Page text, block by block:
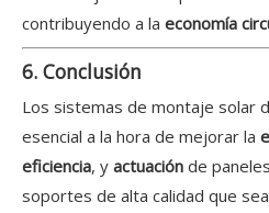
contribuyendo a la economía
6. Conclusión
Los sistemas de montaje solar
esencial a la hora de mejorar la
eficiencia, y actuación de
soportes de alta calidad que